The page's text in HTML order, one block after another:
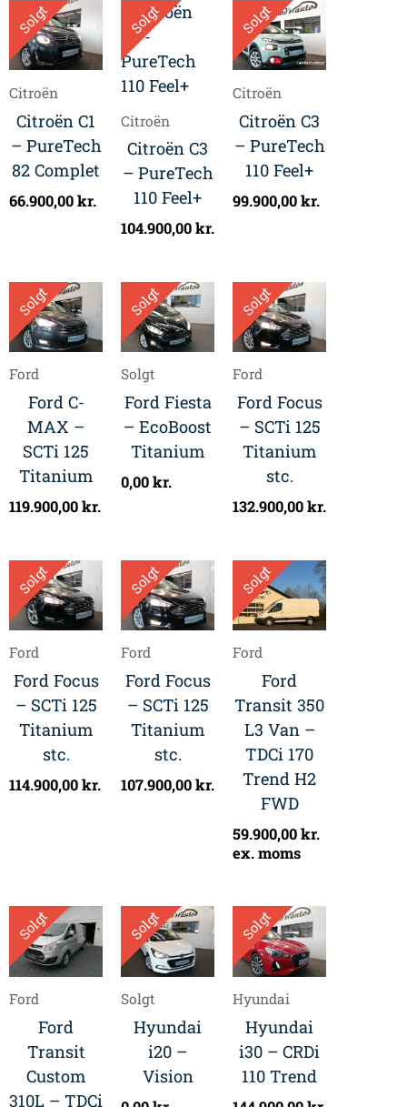
Solgt
Citroën
Citroën C1
– PureTech
82 Complet
66.900,00kr.
Solgt
Citroën
Citroën C3
– PureTech
110 Feel+
104.900,00kr.
Solgt
Citroën
Citroën C3
– PureTech
110 Feel+
99.900,00kr.
Solgt
Ford
Ford C-
MAX –
SCTi 125
Titanium
119.900,00kr.
Solgt
Solgt
Ford Fiesta
– EcoBoost
Titanium
0,00kr.
Solgt
Ford
Ford Focus
– SCTi 125
Titanium
stc.
132.900,00kr.
Solgt
Ford
Ford Focus
– SCTi 125
Titanium
stc.
114.900,00kr.
Solgt
Ford
Ford Focus
– SCTi 125
Titanium
stc.
107.900,00kr.
Solgt
Ford
Ford
Transit 350
L3 Van –
TDCi 170
Trend H2
FWD
59.900,00kr.
ex. moms
Solgt
Ford
Ford
Transit
Custom
310L – TDCi
Solgt
Solgt
Hyundai
i20 –
Vision
Solgt
Hyundai
Hyundai
i30 – CRDi
110 Trend